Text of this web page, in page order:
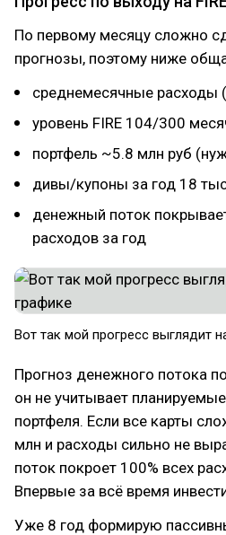
По первому месяцу сложно
прогнозы, поэтому ниже
среднемесячные расходы
уровень FIRE 104/300
портфель ~5.8 млн руб
дивы/купоны за год 18
денежный поток
расходов за год
Вот так мой прогресс выглядит
Прогноз денежного потока
он не учитывает
портфеля. Если все карты
млн и расходы сильно не
поток покроет 100% всех
Впервые за всё время
Уже 8 год формирую